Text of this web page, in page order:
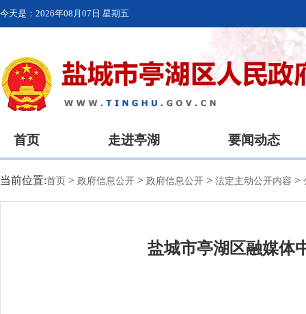
今天是： 2026年08月07日 星期五
首页 走进亭湖 要闻动态
当前位置:首页 > 政府信息公开 > 政府信息公开 > 法定主动公开内容 >
盐城市亭湖区融媒体